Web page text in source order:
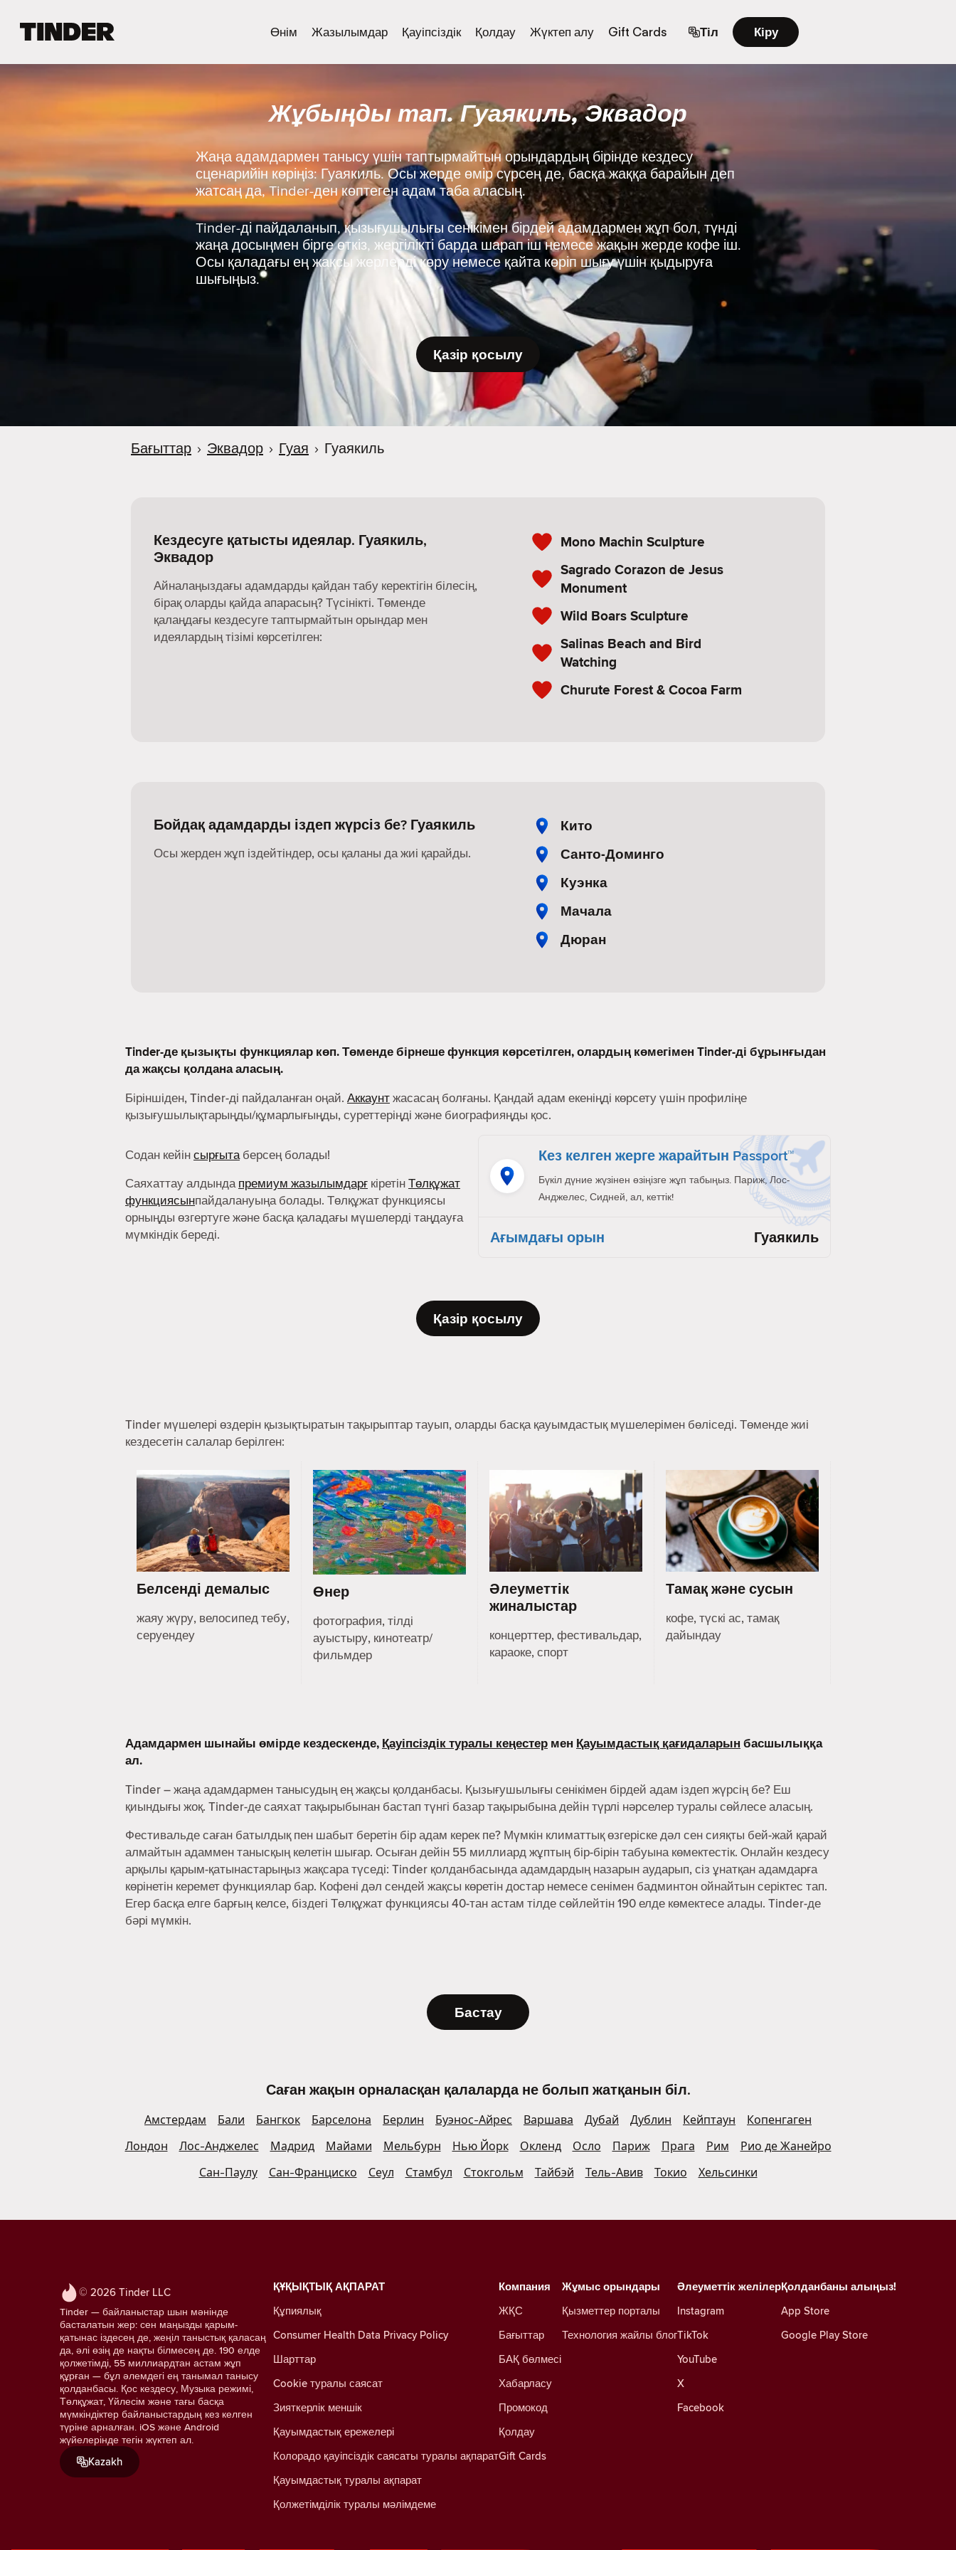
e
Өнім Жазылымдар Қауіпсіздік Қолдау Жүктеп алу Gift Cards Тіл Кіру
Жұбыңды тап. Гуаякиль, Эквадор
Жаңа адамдармен танысу үшін таптырмайтын орындардың бірінде кездесу
сценарийін көріңіз: Гуаякиль. Осы жерде өмір сүрсең де, басқа жаққа барайын деп
жатсаң да, Tinder-ден көптеген адам таба аласың.
Tinder-ді пайдаланып, қызығушылығы сенікімен бірдей адамдармен жұп бол, түнді
жаңа досыңмен бірге өткіз, жергілікті барда шарап іш немесе жақын жерде кофе іш.
Осы қаладағы ең жақсы жерлерді көру немесе қайта көріп шығу үшін қыдыруға
шығыңыз.
Қазір қосылу
Бағыттар › Эквадор › Гуая › Гуаякиль
Кездесуге қатысты идеялар. Гуаякиль,
Эквадор
Айналаңыздағы адамдарды қайдан табу керектігін білесің,
бірақ оларды қайда апарасың? Түсінікті. Төменде
қалаңдағы кездесуге таптырмайтын орындар мен
идеялардың тізімі көрсетілген:
Mono Machin Sculpture
Sagrado Corazon de Jesus
Monument
Wild Boars Sculpture
Salinas Beach and Bird
Watching
Churute Forest & Cocoa Farm
Бойдақ адамдарды іздеп жүрсіз бе? Гуаякиль
Осы жерден жұп іздейтіндер, осы қаланы да жиі қарайды.
Кито
Санто-Доминго
Куэнка
Мачала
Дюран
Tinder-де қызықты функциялар көп. Төменде бірнеше функция көрсетілген, олардың көмегімен Tinder-ді бұрынғыдан
да жақсы қолдана аласың.
Біріншіден, Tinder-ді пайдаланған оңай. Аккаунтжасасаң болғаны. Қандай адам екеніңді көрсету үшін профиліңе
қызығушылықтарыңды/құмарлығыңды, суреттеріңді және биографияңды қос.
Содан кейінсырғытаберсең болады!
Саяхаттау алдындапремиум жазылымдарғ кіретінТөлқұжат
функциясынпайдалануыңа болады. Төлқұжат функциясы
орныңды өзгертуге және басқа қаладағы мүшелерді таңдауға
мүмкіндік береді.
Кез келген жерге жарайтын Passport™
Бүкіл дүние жүзінен өзіңізге жұп табыңыз. Париж, Лос-
Анджелес, Сидней, ал, кеттік!
Ағымдағы орын Гуаякиль
Қазір қосылу
Tinder мүшелері өздерін қызықтыратын тақырыптар тауып, оларды басқа қауымдастық мүшелерімен бөліседі. Төменде жиі
кездесетін салалар берілген:
Белсенді демалыс
жаяу жүру, велосипед тебу,
серуендеу
Өнер
фотография, тілді
ауыстыру, кинотеатр/
фильмдер
Әлеуметтік
жиналыстар
концерттер, фестивальдар,
караоке, спорт
Тамақ және сусын
кофе, түскі ас, тамақ
дайындау
Адамдармен шынайы өмірде кездескенде, Қауіпсіздік туралы кеңестер мен Қауымдастық қағидаларын басшылыққа
ал.
Tinder – жаңа адамдармен танысудың ең жақсы қолданбасы. Қызығушылығы сенікімен бірдей адам іздеп жүрсің бе? Еш
қиындығы жоқ. Tinder-де саяхат тақырыбынан бастап түнгі базар тақырыбына дейін түрлі нәрселер туралы сөйлесе аласың.
Фестивальде саған батылдық пен шабыт беретін бір адам керек пе? Мүмкін климаттық өзгеріске дәл сен сияқты бей-жай қарай
алмайтын адаммен танысқың келетін шығар. Осыған дейін 55 миллиард жұптың бір-бірін табуына көмектестік. Онлайн кездесу
арқылы қарым-қатынастарыңыз жақсара түседі: Tinder қолданбасында адамдардың назарын аударып, сіз ұнатқан адамдарға
көрінетін керемет функциялар бар. Кофені дәл сендей жақсы көретін достар немесе сенімен бадминтон ойнайтын серіктес тап.
Егер басқа елге барғың келсе, біздегі Төлқұжат функциясы 40-тан астам тілде сөйлейтін 190 елде көмектесе алады. Tinder-де
бәрі мүмкін.
Бастау
Саған жақын орналасқан қалаларда не болып жатқанын біл.
Амстердам Бали Бангкок Барселона Берлин Буэнос-Айрес Варшава Дубай Дублин Кейптаун
Копенгаген
Лондон
Лос-Анджелес Мадрид Майами Мельбурн Нью Йорк Окленд Осло Париж Прага Рим
Рио де Жанейро
Сан-Паулу
Сан-Франциско Сеул Стамбул Стокгольм Тайбэй Тель-Авив Токио Хельсинки
© 2026 Tinder LLC
Tinder — байланыстар шын мәнінде
басталатын жер: сен маңызды қарым-
қатынас іздесең де, жеңіл таныстық қаласаң
да, әлі өзің де нақты білмесең де. 190 елде
қолжетімді, 55 миллиардтан астам жұп
құрған — бұл әлемдегі ең танымал танысу
қолданбасы. Қос кездесу, Музыка режимі,
Төлқұжат, Үйлесім және тағы басқа
мүмкіндіктер байланыстардың кез келген
түріне арналған. iOS және Android
жүйелерінде тегін жүктеп ал.
Kazakh
Әлеуметтік желілер
Instagram
TikTok
YouTube
X
Facebook
ҚҰҚЫҚТЫҚ АҚПАРАТ
Құпиялық
Consumer Health Data Privacy Policy
Шарттар
Cookie туралы саясат
Зияткерлік меншік
Қауымдастық ережелері
Колорадо қауіпсіздік саясаты туралы ақпарат
Қауымдастық туралы ақпарат
Қолжетімділік туралы мәлімдеме
Жұмыс орындары
Қызметтер порталы
Технология жайлы блог
Компания
ЖҚС
Бағыттар
БАҚ бөлмесі
Хабарласу
Промокод
Қолдау
Gift Cards
Қолданбаны алыңыз!
App Store
Google Play Store